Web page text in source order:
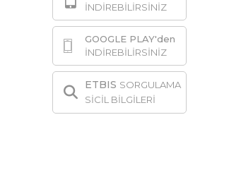
İNDİREBİLİRSİNİZ
GOOGLE PLAY'den
İNDİREBİLİRSİNİZ
ETBIS SORGULAMA
SİCİL BİLGİLERİ